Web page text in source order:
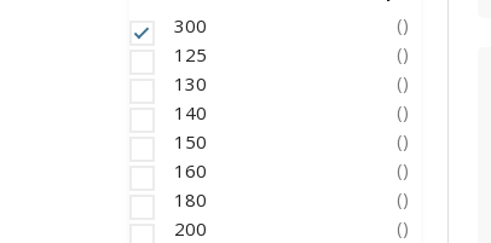
прямоугольных желобов
водостока
(13)
Прямоугольные
оцинкованные трубы
водостока
(26)
Прямоугольный водосток
оцинкованный
(975)
300
()
125
()
130
()
140
()
150
()
160
()
180
()
200
()